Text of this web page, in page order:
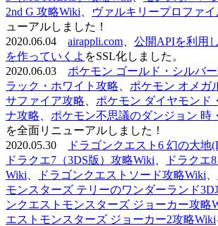
2nd G 攻略Wiki
ヴァルキリープロファ
ューアルしました！
2020.06.04 airappli.com
公開APIを利用
を作っていくよ をSSL化しました。
2020.06.03 ポケモン ゴールド・シルバ
ラック・ホワイト攻略
ポケモン オメガ
サファイア攻略
ポケモン ダイヤモンド
ナ攻略
ポケモン不思議のダンジョン 時
を全面リニューアルしました！
2020.05.30
ドラゴンクエスト6 幻の大地
ドラクエ7（3DS版）攻略Wiki
ドラクエ
Wiki
ドラゴンクエストソード攻略Wiki
モンスターズ テリーのワンダーランド3D
ンクエストモンスターズ ジョーカー攻略
エストモンスターズ ジョーカー2攻略Wiki